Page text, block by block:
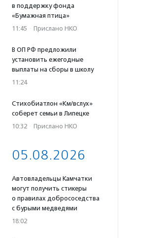
в поддержку фонда
«Бумажная птица»
11:45 · Прислано НКО
В ОП РФ предложили
установить ежегодные
выплаты на сборы в школу
11:24
Стихобиатлон «Км/вслух»
соберет семьи в Липецке
10:32 · Прислано НКО
05.08.2026
Автовладельцы Камчатки
могут получить стикеры
о правилах добрососедства
с бурыми медведями
18:02